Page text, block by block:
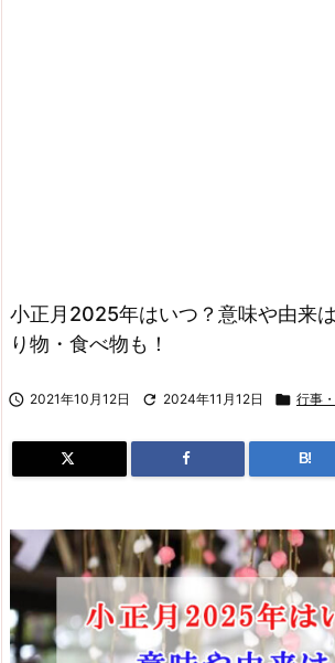
小正月2025年はいつ？意味や由来
り物・食べ物も！
 2021年10月12日  2024年11月12日  行事
B!